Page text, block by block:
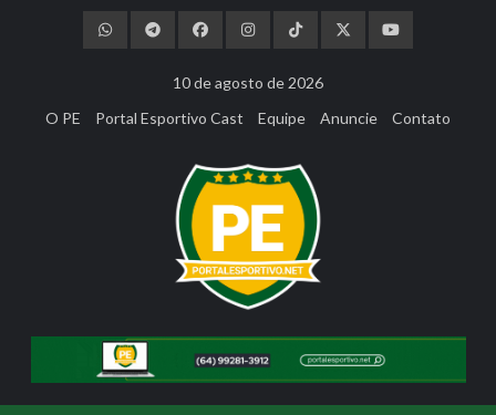
10 de agosto de 2026
O PE
Portal Esportivo Cast Equipe Anuncie Contato